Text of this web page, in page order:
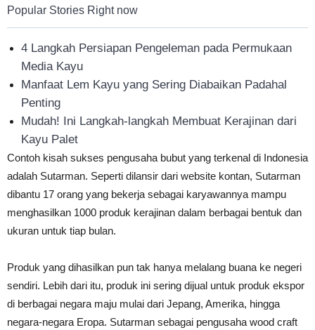
Popular Stories Right now
4 Langkah Persiapan Pengeleman pada Permukaan
Media Kayu
Manfaat Lem Kayu yang Sering Diabaikan Padahal
Penting
Mudah! Ini Langkah-langkah Membuat Kerajinan dari
Kayu Palet
Contoh kisah sukses pengusaha bubut yang terkenal di Indonesia
adalah Sutarman. Seperti dilansir dari website kontan, Sutarman
dibantu 17 orang yang bekerja sebagai karyawannya mampu
menghasilkan 1000 produk kerajinan dalam berbagai bentuk dan
ukuran untuk tiap bulan.
Produk yang dihasilkan pun tak hanya melalang buana ke negeri
sendiri. Lebih dari itu, produk ini sering dijual untuk produk ekspor
di berbagai negara maju mulai dari Jepang, Amerika, hingga
negara-negara Eropa. Sutarman sebagai pengusaha wood craft